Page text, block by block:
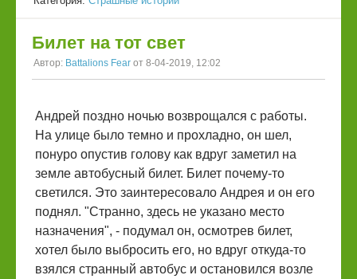
Билет на тот свет
Автор: Battalions Fear от 8-04-2019, 12:02
Андрей поздно ночью возврощался с работы.
На улице было темно и прохладно, он шел,
понуро опустив голову как вдруг заметил на
земле автобусный билет. Билет почему-то
светился. Это заинтересовало Андрея и он его
поднял. "Странно, здесь не указано место
назначения", - подумал он, осмотрев билет,
хотел было выбросить его, но вдруг откуда-то
взялся странный автобус и остановился возле